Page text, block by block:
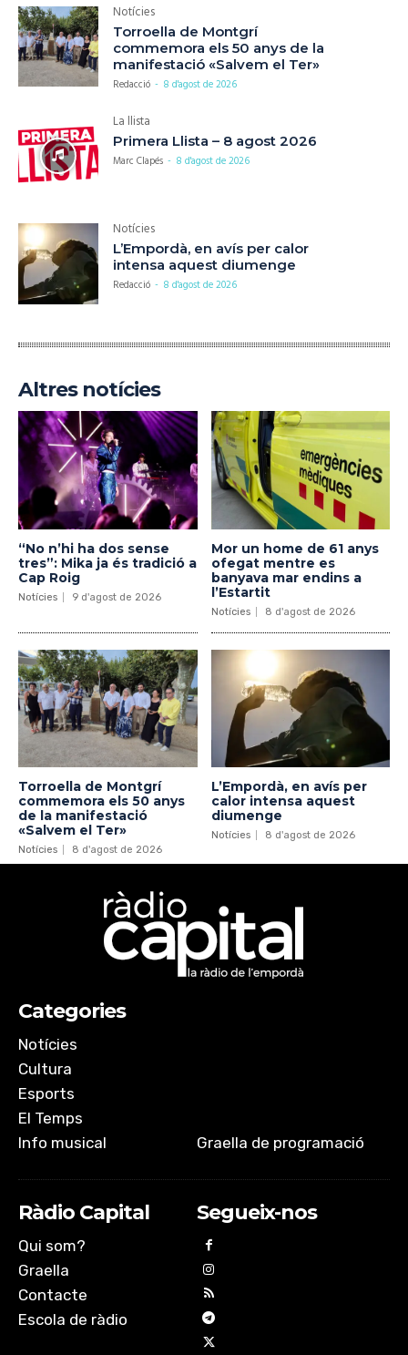
Notícies
Torroella de Montgrí
commemora els 50 anys de la
manifestació «Salvem el Ter»
Redacció - 8 d'agost de 2026
La llista
Primera Llista – 8 agost 2026
Marc Clapés - 8 d'agost de 2026
Notícies
L’Empordà, en avís per calor
intensa aquest diumenge
Redacció - 8 d'agost de 2026
Altres notícies
“No n’hi ha dos sense
tres”: Mika ja és tradició a
Cap Roig
Notícies 9 d'agost de 2026
Mor un home de 61 anys
ofegat mentre es
banyava mar endins a
l’Estartit
Notícies 8 d'agost de 2026
Torroella de Montgrí
commemora els 50 anys
de la manifestació
«Salvem el Ter»
Notícies 8 d'agost de 2026
L’Empordà, en avís per
calor intensa aquest
diumenge
Notícies 8 d'agost de 2026
Categories
Notícies
Cultura
Esports
El Temps
Info musical
Graella de programació
Ràdio Capital
Qui som?
Graella
Contacte
Escola de ràdio
Segueix-nos